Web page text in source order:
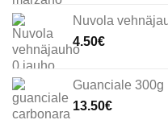
Nuvola
4.50€
Guanciale 300g
13.50€